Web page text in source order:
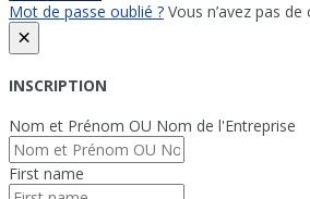
Mot de passe oublié ? Vous n’avez pas
×
INSCRIPTION
Nom et Prénom OU Nom de l'Entreprise
First name